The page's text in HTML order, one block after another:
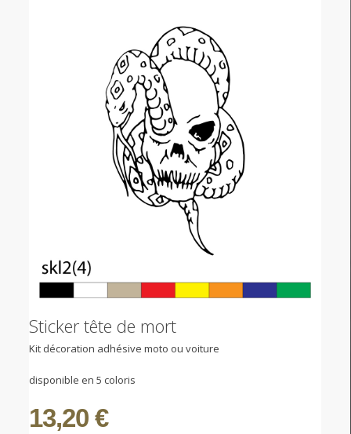
Sticker tête de mort
Kit décoration adhésive moto ou voiture
disponible en 5 coloris
13,20 €